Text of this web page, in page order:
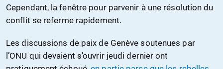
Cependant, la fenêtre pour parvenir à une résolution du
conflit se referme rapidement.
Les discussions de paix de Genève soutenues par
l’ONU qui devaient s’ouvrir jeudi dernier ont